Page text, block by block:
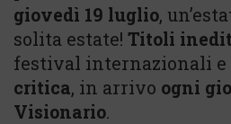
giovedì 19 luglio,
solita estate! Titoli
festival internazionali e
critica, in arrivo ogni
Visionario.